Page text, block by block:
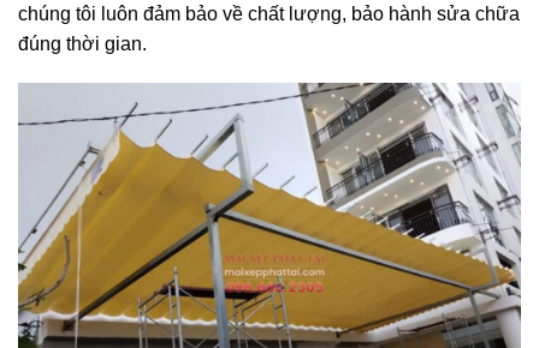
chúng tôi luôn đảm bảo về chất lượng, bảo hành sửa chữa
đúng thời gian.